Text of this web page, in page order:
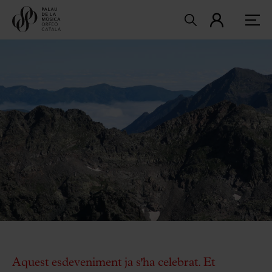
Aquest esdeveniment ja s'ha celebrat. Et